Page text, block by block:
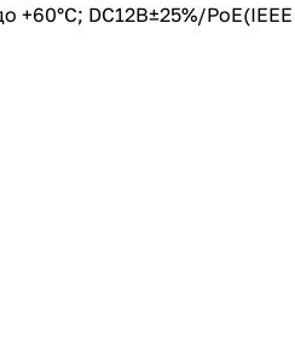
+60°C; DC12В±25%/